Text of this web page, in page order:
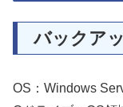
バックア
OS：Windows